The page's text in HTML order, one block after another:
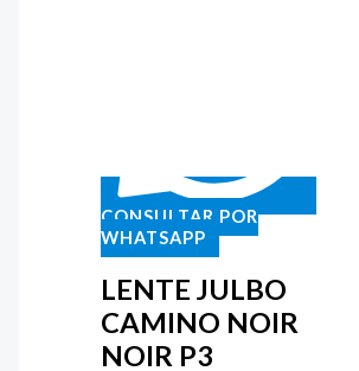
CONSULTAR POR
WHATSAPP
LENTE JULBO
CAMINO NOIR
NOIR P3